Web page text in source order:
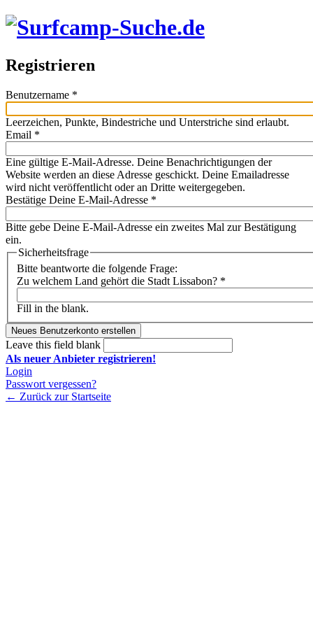
Registrieren
Benutzername *
Leerzeichen, Punkte, Bindestriche und Unterstriche sind erlaubt.
Email *
Eine gültige E-Mail-Adresse. Deine Benachrichtigungen der
Website werden an diese Adresse geschickt. Deine Emailadresse
wird nicht veröffentlicht oder an Dritte weitergegeben.
Bestätige Deine E-Mail-Adresse *
Bitte gebe Deine E-Mail-Adresse ein zweites Mal zur Bestätigung
ein.
Sicherheitsfrage
Bitte beantworte die folgende Frage:
Zu welchem Land gehört die Stadt Lissabon? *
Fill in the blank.
Leave this field blank
Als neuer Anbieter registrieren!
Login
Passwort vergessen?
← Zurück zur Startseite